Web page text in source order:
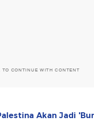
TO CONTINUE WITH CONTENT
Akan Jadi